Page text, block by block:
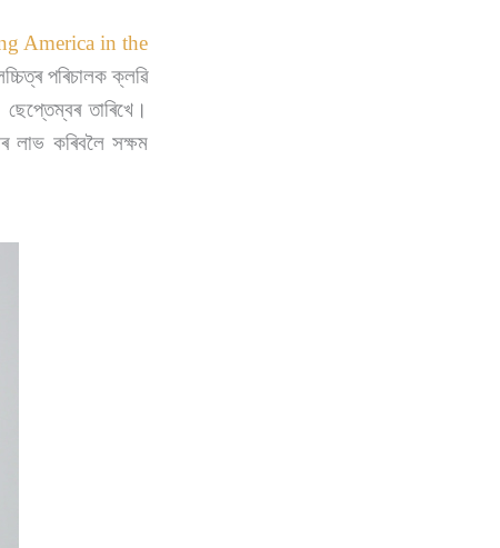
America in the
পৰিচালক ক্লৱি
তাৰিখে।
লাভ কৰিবলৈ সক্ষম